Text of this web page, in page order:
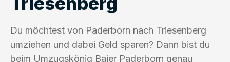
Du möchtest von Paderborn nach Triesenberg
umziehen und dabei Geld sparen? Dann bist du
beim Umzugskönig Baier Paderborn genau